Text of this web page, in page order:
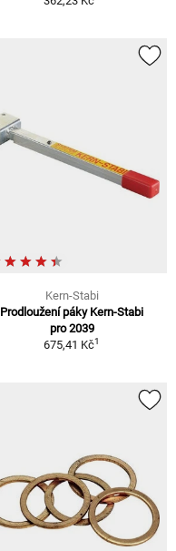
Kern-Stabi
Prodloužení páky Kern-Stabi
pro 2039
675,41 Kč1